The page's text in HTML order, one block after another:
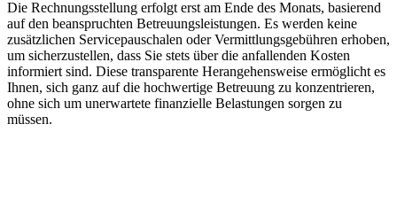
Die Rechnungsstellung erfolgt erst am Ende des Monats, basierend
auf den beanspruchten Betreuungsleistungen. Es werden keine
zusätzlichen Servicepauschalen oder Vermittlungsgebühren erhoben,
um sicherzustellen, dass Sie stets über die anfallenden Kosten
informiert sind. Diese transparente Herangehensweise ermöglicht es
Ihnen, sich ganz auf die hochwertige Betreuung zu konzentrieren,
ohne sich um unerwartete finanzielle Belastungen sorgen zu
müssen.